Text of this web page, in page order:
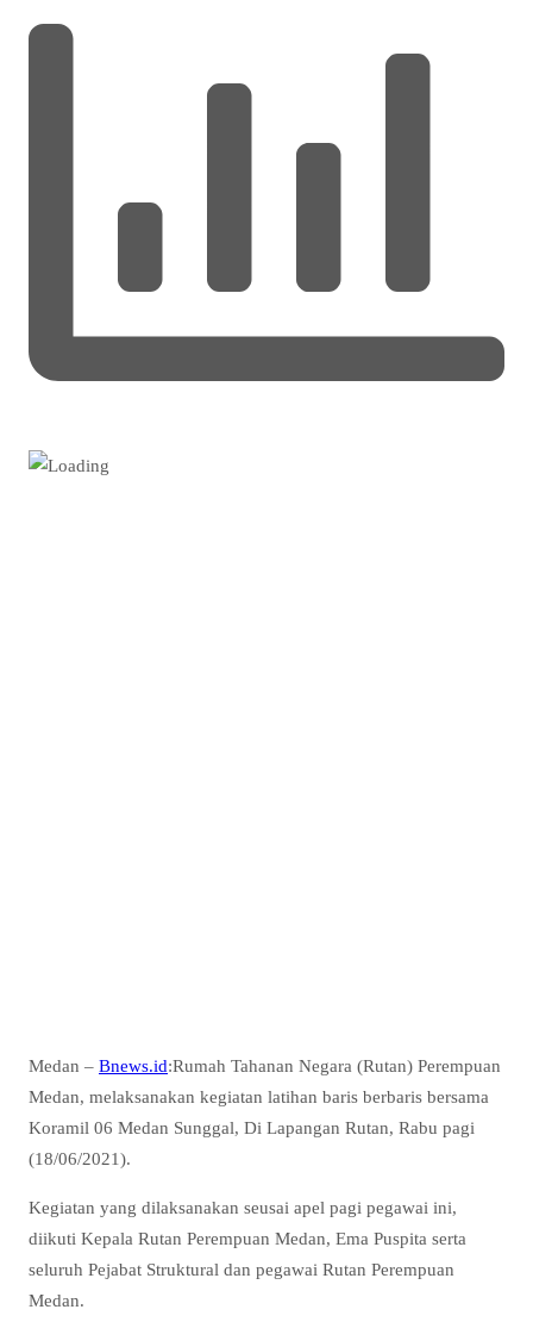
Medan – Bnews.id:Rumah Tahanan Negara (Rutan) Perempuan
Medan, melaksanakan kegiatan latihan baris berbaris bersama
Koramil 06 Medan Sunggal, Di Lapangan Rutan, Rabu pagi
(18/06/2021).
Kegiatan yang dilaksanakan seusai apel pagi pegawai ini,
diikuti Kepala Rutan Perempuan Medan, Ema Puspita serta
seluruh Pejabat Struktural dan pegawai Rutan Perempuan
Medan.